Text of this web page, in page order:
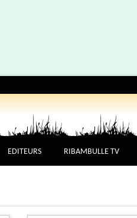
EDITEURS RIBAMBULLE TV